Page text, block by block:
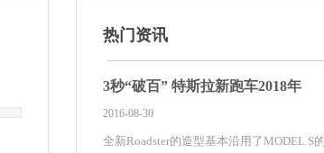
3秒“破百” 特斯拉新跑车2018年
2016-08-30
全新Roadster的造型基本沿用了MODEL S
热门资讯